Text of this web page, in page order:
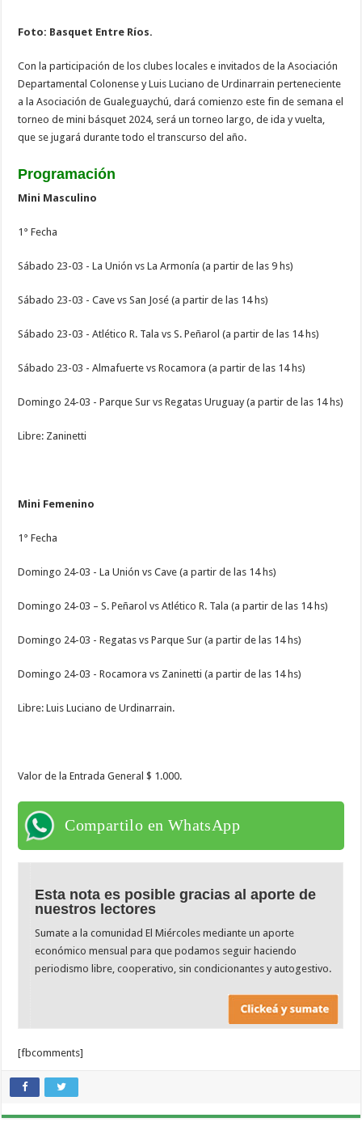
Foto: Basquet Entre Ríos.
Con la participación de los clubes locales e invitados de la Asociación
Departamental Colonense y Luis Luciano de Urdinarrain perteneciente
a la Asociación de Gualeguaychú, dará comienzo este fin de semana el
torneo de mini básquet 2024, será un torneo largo, de ida y vuelta,
que se jugará durante todo el transcurso del año.
Programación
Mini Masculino
1° Fecha
Sábado 23-03 - La Unión vs La Armonía (a partir de las 9 hs)
Sábado 23-03 - Cave vs San José (a partir de las 14 hs)
Sábado 23-03 - Atlético R. Tala vs S. Peñarol (a partir de las 14 hs)
Sábado 23-03 - Almafuerte vs Rocamora (a partir de las 14 hs)
Domingo 24-03 - Parque Sur vs Regatas Uruguay (a partir de las 14 hs)
Libre: Zaninetti
Mini Femenino
1° Fecha
Domingo 24-03 - La Unión vs Cave (a partir de las 14 hs)
Domingo 24-03 – S. Peñarol vs Atlético R. Tala (a partir de las 14 hs)
Domingo 24-03 - Regatas vs Parque Sur (a partir de las 14 hs)
Domingo 24-03 - Rocamora vs Zaninetti (a partir de las 14 hs)
Libre: Luis Luciano de Urdinarrain.
Valor de la Entrada General $ 1.000.
Compartilo en WhatsApp
Esta nota es posible gracias al aporte de
nuestros lectores
Sumate a la comunidad El Miércoles mediante un aporte
económico mensual para que podamos seguir haciendo
periodismo libre, cooperativo, sin condicionantes y autogestivo.
[fbcomments]